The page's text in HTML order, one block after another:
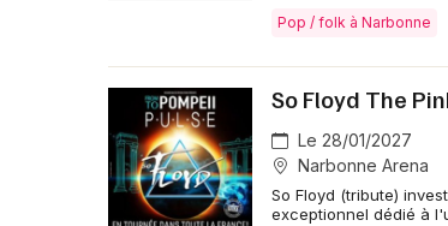
Pop / folk à Narbonne
So Floyd The
Le 28/01/2027
Narbonne Arena
So Floyd (tribute)
exceptionnel dédié à